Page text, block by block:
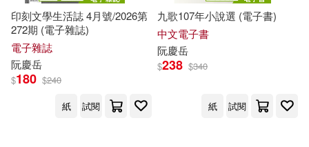
印刻文學生活誌 4月號/2026第
272期 (電子雜誌)
電子雜誌
阮慶岳
$180 $240
紙
試閱
九歌107年小說選 (電子書)
中文電子書
阮慶岳
$238 $340
紙 試閱